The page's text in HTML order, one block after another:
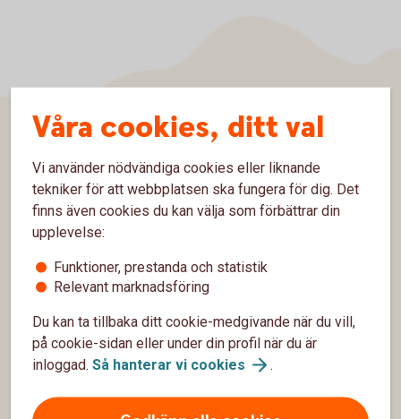
Våra cookies, ditt val
Vi använder nödvändiga cookies eller liknande
tekniker för att webbplatsen ska fungera för dig. Det
finns även cookies du kan välja som förbättrar din
upplevelse:
Funktioner, prestanda och statistik
Relevant marknadsföring
Du kan ta tillbaka ditt cookie-medgivande när du vill,
på cookie-sidan eller under din profil när du är
inloggad. Så hanterar vi cookies .
Sidfot
Hitta snabbt
Kontakta oss
Spärrhjälp
Hitta bankkontor
Priser, räntor och kurser